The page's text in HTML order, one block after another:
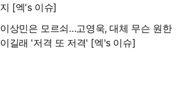
지 [엑's 이슈]
이상민은 모르쇠…고영욱, 대체 무슨 원한
이길래 '저격 또 저격' [엑's 이슈]